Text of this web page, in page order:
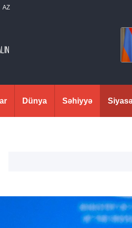
AZ
Dünya Səhiyyə